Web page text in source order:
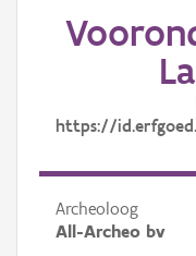
Aanmelden
https://
Archeoloog
All-Archeo bv